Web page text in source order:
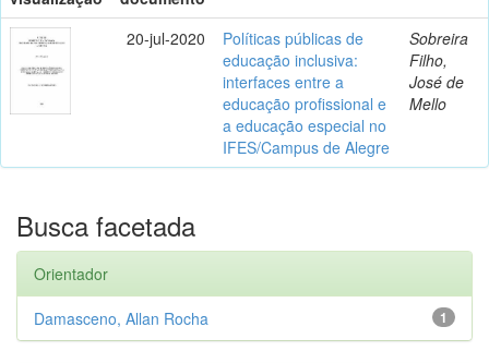
20-jul-2020
Políticas públicas de
educação inclusiva:
interfaces entre a
educação profissional e
a educação especial no
IFES/Campus de Alegre
Sobreira
Filho,
José de
Mello
Busca facetada
Orientador
1
Damasceno, Allan Rocha